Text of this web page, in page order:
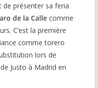
de présenter sa feria
de la Callecomme
C’est la première
comme torero
lors de
Justo à Madrid en